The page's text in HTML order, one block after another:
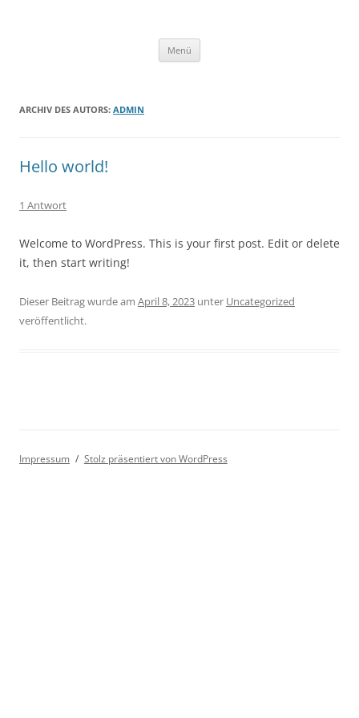
Menü
ARCHIV DES AUTORS: ADMIN
Hello world!
1 Antwort
Welcome to WordPress. This is your first post. Edit or delete
it, then start writing!
Dieser Beitrag wurde am April 8, 2023 unter Uncategorized
veröffentlicht.
Impressum Stolz präsentiert von WordPress